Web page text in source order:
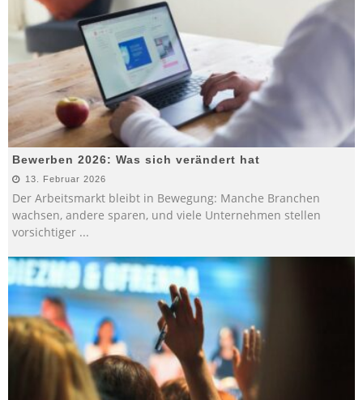
Bewerben 2026: Was sich verändert hat
13. Februar 2026
Der Arbeitsmarkt bleibt in Bewegung: Manche Branchen
wachsen, andere sparen, und viele Unternehmen stellen
vorsichtiger ...